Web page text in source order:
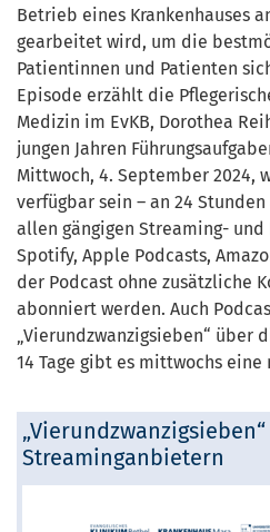
Betrieb eines Krankenhauses
gearbeitet wird, um die
Patientinnen und Patienten
Episode erzählt die
Medizin im EvKB, Dorothea
jungen Jahren
Mittwoch, 4. September 2024,
verfügbar sein – an 24 Stunden
allen gängigen Streaming-
Spotify, Apple Podcasts,
der Podcast ohne zusätzliche
abonniert werden. Auch
„Vierundzwanzigsieben“ über
14 Tage gibt es mittwochs eine
Streaminganbietern